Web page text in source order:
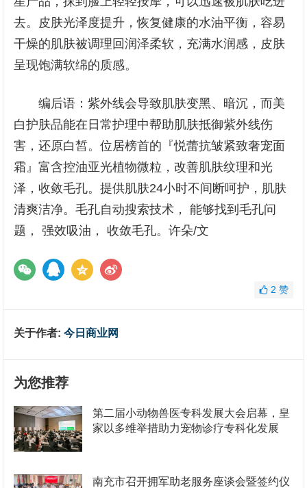
去。皮肤光泽度提升，恢复健康的水油平衡，容易
干燥的肌肤被调理回润泽柔软，充满水润感，皮肤
呈现饱满软绵的质感。
编后语：紫外线会导致肌肤变黑、暗沉，而美
白护肤品能在日常护理中帮助肌肤抵御紫外线伤
害，还原白皙。位居榜首的『悦蕾抗皱紧致奢宠面
霜』富含控油亚光植物微粒，改善肌肤纹理和光
泽，收敛毛孔。提供肌肤24小时不间断呵护，肌肤
清爽洁净。毛孔自动搜索技术， 能够找到毛孔问
题， 强效吸油， 收敛毛孔。许朵/文
2 赞
关于作者:今日商业网
为您推荐
第二届小动物兽医专科发展大会启幕，皇
家以多维举措助力宠物诊疗专科化发展
南充市召开拥军助老服务座谈会暨签约仪